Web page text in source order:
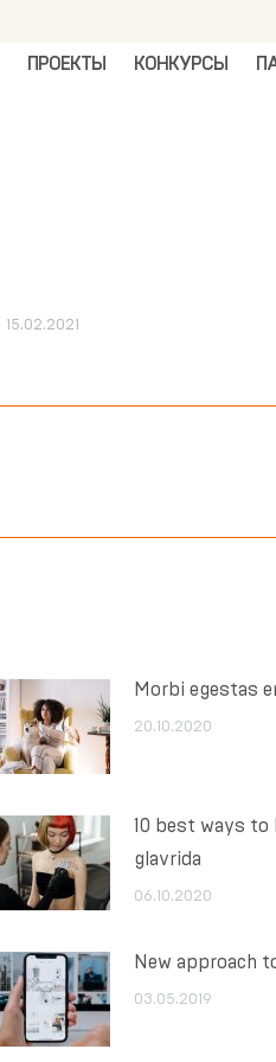
ПРОЕКТЫ КОНКУРСЫ
15.02.2021
Morbi egestas
20.10.2020
10 best ways to
glavrida
06.10.2020
New approach
03.05.2019